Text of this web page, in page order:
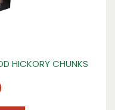
HICKORY CHUNKS